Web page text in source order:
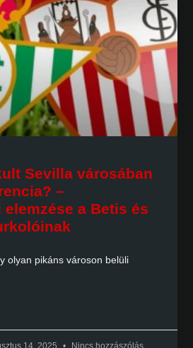
Sevilla városában
–
a Betis és
olyan pikáns városon belüli
14, 2025 Nincs hozzászólás